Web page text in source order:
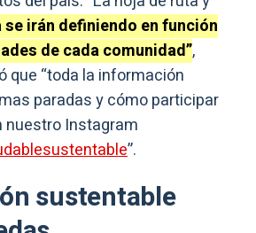
irán definiendo en función
de cada comunidad”,
que “toda la información
paradas y cómo participar
nuestro Instagram
”.
sustentable